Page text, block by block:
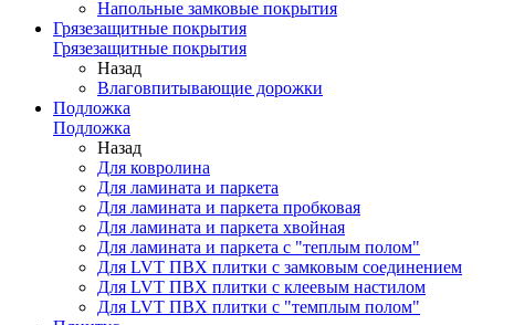
Напольные замковые покрытия
Грязезащитные покрытия
Грязезащитные покрытия
Назад
Влаговпитывающие дорожки
Подложка
Подложка
Назад
Для ковролина
Для ламината и паркета
Для ламината и паркета пробковая
Для ламината и паркета хвойная
Для ламината и паркета с "теплым полом"
Для LVT ПВХ плитки с замковым соединением
Для LVT ПВХ плитки с клеевым настилом
Для LVT ПВХ плитки с "темплым полом"